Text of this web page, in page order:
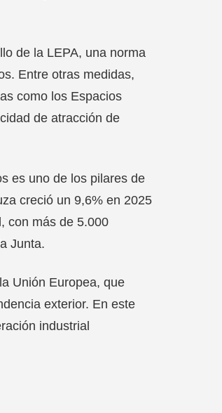
de la LEPA, una norma
Entre otras medidas,
como los Espacios
de atracción de
es uno de los pilares de
creció un 9,6% en 2025
con más de 5.000
Junta.
Unión Europea, que
exterior. En este
industrial